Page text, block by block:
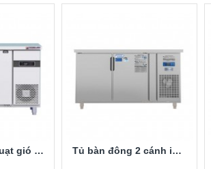
Tủ bàn đông quạt gió 2 cánh mở inox 1m2 BDQ.2MI1275TA Tủ bàn đông 2 cánh inox BDQ.2MI1560 quạt gió Đức Minh